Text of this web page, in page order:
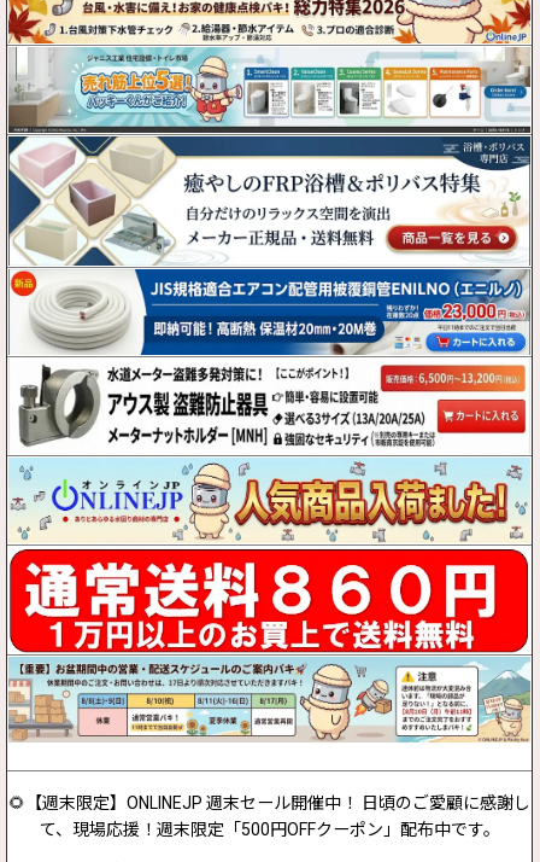
🌻【週末限定】ONLINEJP 週末セール開催中！ 日頃のご愛顧に感謝し
て、現場応援！週末限定「500円OFFクーポン」配布中です。